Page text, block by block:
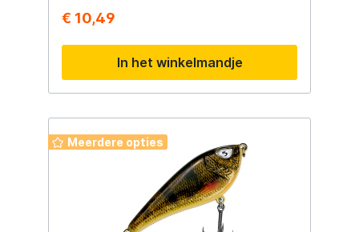
proberen zonder dat hij hiervoor een
€ 10,49
In het winkelmandje
Meerdere opties